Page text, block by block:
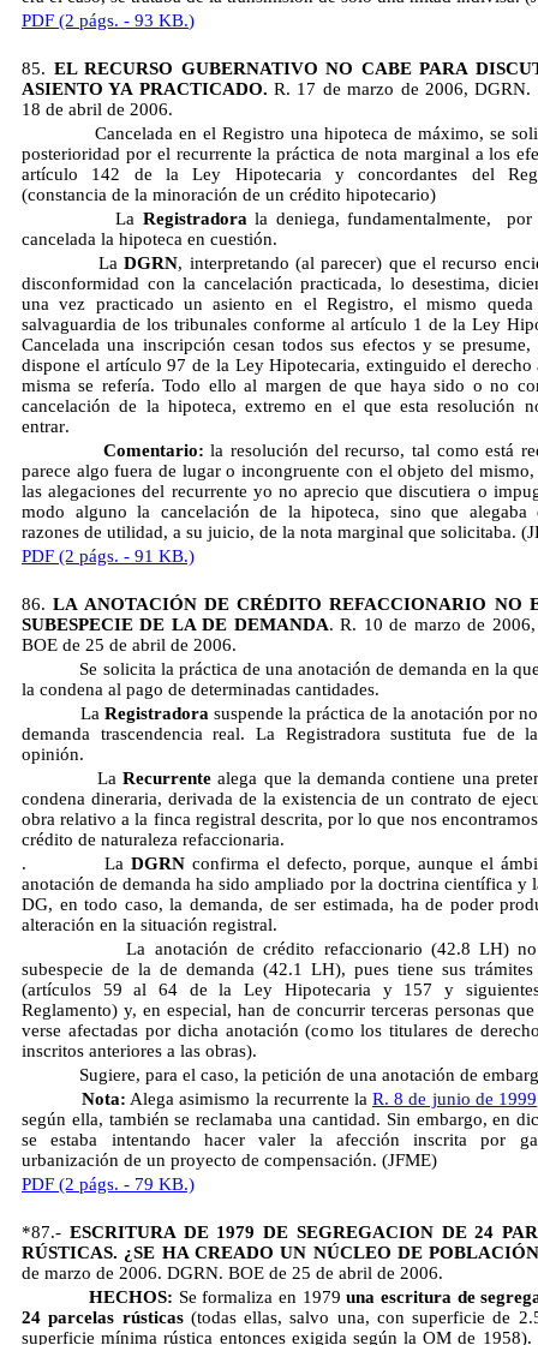
PDF (2 págs. - 93 KB.)
85. EL RECURSO GUBERNATIVO NO CABE PARA
ASIENTO YA PRACTICADO.R. 17 de marzo de 2006, DGRN.
18 de abril de 2006.
Cancelada en el Registro una hipoteca de máximo, se
posterioridad por el recurrente la práctica de nota marginal a los
artículo 142 de la Ley Hipotecaria y concordantes del
(constancia de la minoración de un crédito hipotecario)
La Registradorala deniega, fundamentalmente, por
cancelada la hipoteca en cuestión.
LaDGRN, interpretando (al parecer) que el recurso
disconformidad con la cancelación practicada, lo desestima,
una vez practicado un asiento en el Registro, el mismo
salvaguardia de los tribunales conforme al artículo 1 de la Ley
Cancelada una inscripción cesan todos sus efectos y se
dispone el artículo 97 de la Ley Hipotecaria, extinguido el derecho
misma se refería. Todo ello al margen de que haya sido o no
cancelación de la hipoteca, extremo en el que esta resolución
entrar.
Comentario: la resolución del recurso, tal como está
parece algo fuera de lugar o incongruente con el objeto del mismo,
las alegaciones del recurrente yo no aprecio que discutiera o
modo alguno la cancelación de la hipoteca, sino que alegaba
razones de utilidad, a su juicio, de la nota marginal que solicitaba.
PDF (2 págs. - 91 KB.)
86.LA ANOTACIÓN DE CRÉDITO REFACCIONARIO NO
SUBESPECIE DE LA DE DEMANDA. R. 10 de marzo de
BOE de 25 de abril de 2006.
Se solicita la práctica de una anotación de demanda en la
la condena al pago de determinadas cantidades.
La Registradorasuspende la práctica de la anotación por
demanda trascendencia real. La Registradora sustituta fue de
opinión.
LaRecurrente alega que la demanda contiene una
condena dineraria, derivada de la existencia de un contrato de
obra relativo a la finca registral descrita, por lo que nos
crédito de naturaleza refaccionaria.
. La DGRNconfirma el defecto, porque, aunque el
anotación de demanda ha sido ampliado por la doctrina científica y
DG, en todo caso, la demanda, de ser estimada, ha de poder
alteración en la situación registral.
La anotación de crédito refaccionario (42.8 LH) no
subespecie de la de demanda (42.1 LH), pues tiene sus
(artículos 59 al 64 de la Ley Hipotecaria y 157 y
Reglamento) y, en especial, han de concurrir terceras personas
verse afectadas por dicha anotación (como los titulares de
inscritos anteriores a las obras).
Sugiere, para el caso, la petición de una anotación de
Nota: Alega asimismo la recurrente la R. 8 de junio de 1999
según ella, también se reclamaba una cantidad. Sin embargo, en
se estaba intentando hacer valer la afección inscrita por
urbanización de un proyecto de compensación. (JFME)
PDF (2 págs. - 79 KB.)
*87.- ESCRITURA DE 1979 DE SEGREGACION DE 24
RÚSTICAS. ¿SE HA CREADO UN NÚCLEO DE
de marzo de 2006. DGRN. BOE de 25 de abril de 2006.
HECHOS: Se formaliza en 1979una escritura de
24 parcelas rústicas(todas ellas, salvo una, con superficie de
superficie mínima rústica entonces exigida según la OM de 1958).